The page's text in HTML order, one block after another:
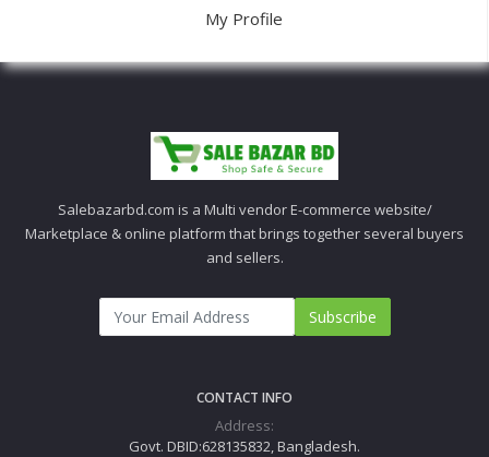
My Profile
Salebazarbd.com is a Multi vendor E-commerce website/
Marketplace & online platform that brings together several buyers
and sellers.
Subscribe
CONTACT INFO
Address:
Govt. DBID:628135832, Bangladesh.